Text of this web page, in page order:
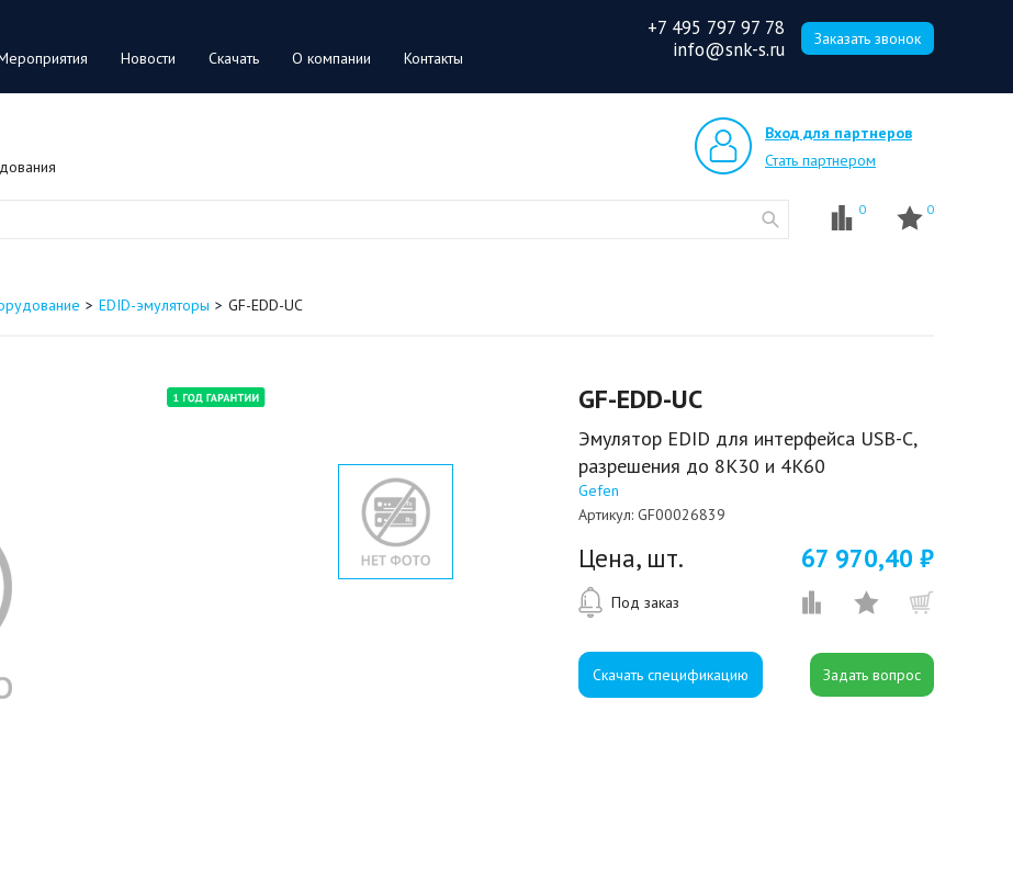
Новости Скачать О компании Контакты
+7 495 797 97 78
info@snk-s.ru
Заказать звонок
Вход для партнеров
Стать партнером
0 0
EDID-эмуляторы GF-EDD-UC
GF-EDD-UC
Эмулятор EDID для интерфейса USB-C,
разрешения до 8К30 и 4К60
Gefen
Артикул: GF00026839
Цена, шт. 67 970,40 ₽
Под заказ
Скачать спецификацию